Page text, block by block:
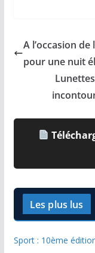
A l’occasion de
pour une nuit
Les plus lus
Sport : 10ème